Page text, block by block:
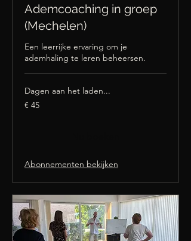
Ademcoaching in groep
(Mechelen)
Een leerrijke ervaring om je
ademhaling te leren beheersen.
Dagen aan het laden...
45
euro
€ 45
Abonnementen bekijken